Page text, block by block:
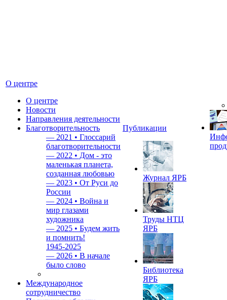
О центре
О центре
Новости
Направления деятельности
Благотворительность
— 2021 • Глоссарий
благотворительности
— 2022 • Дом - это
маленькая планета,
созданная любовью
— 2023 • От Руси до
России
— 2024 • Война и
мир глазами
художника
— 2025 • Будем жить
и помнить!
1945-2025
— 2026 • В начале
было слово
Международное
сотрудничество
Публикации
Журнал ЯРБ
Труды НТЦ
ЯРБ
Библиотека
ЯРБ